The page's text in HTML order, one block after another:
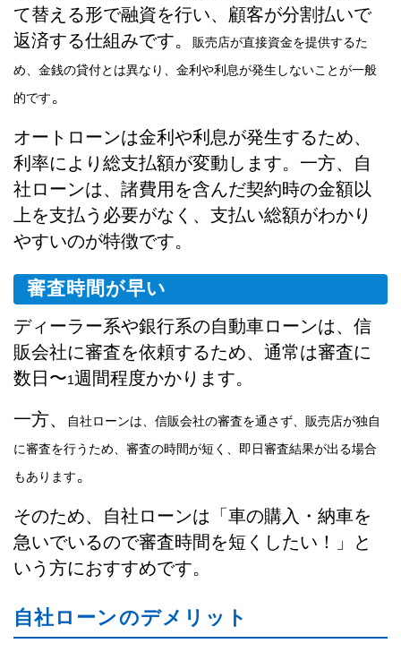
て替える形で融資を行い、顧客が分割払いで
返済する仕組みです。
販売店が直接資金を提供するた
め、金銭の貸付とは異なり、金利や利息が発生しないことが一般
的です。
オートローンは金利や利息が発生するため、
利率により総支払額が変動します。一方、自
社ローンは、諸費用を含んだ契約時の金額以
上を支払う必要がなく、支払い総額がわかり
やすいのが特徴です。
審査時間が早い
ディーラー系や銀行系の自動車ローンは、信
販会社に審査を依頼するため、通常は審査に
数日〜1週間程度かかります。
一方、
自社ローンは、信販会社の審査を通さず、販売店が独自
に審査を行うため、審査の時間が短く、即日審査結果が出る場合
もあります。
そのため、自社ローンは「車の購入・納車を
急いでいるので審査時間を短くしたい！」と
いう方におすすめです。
自社ローンのデメリット